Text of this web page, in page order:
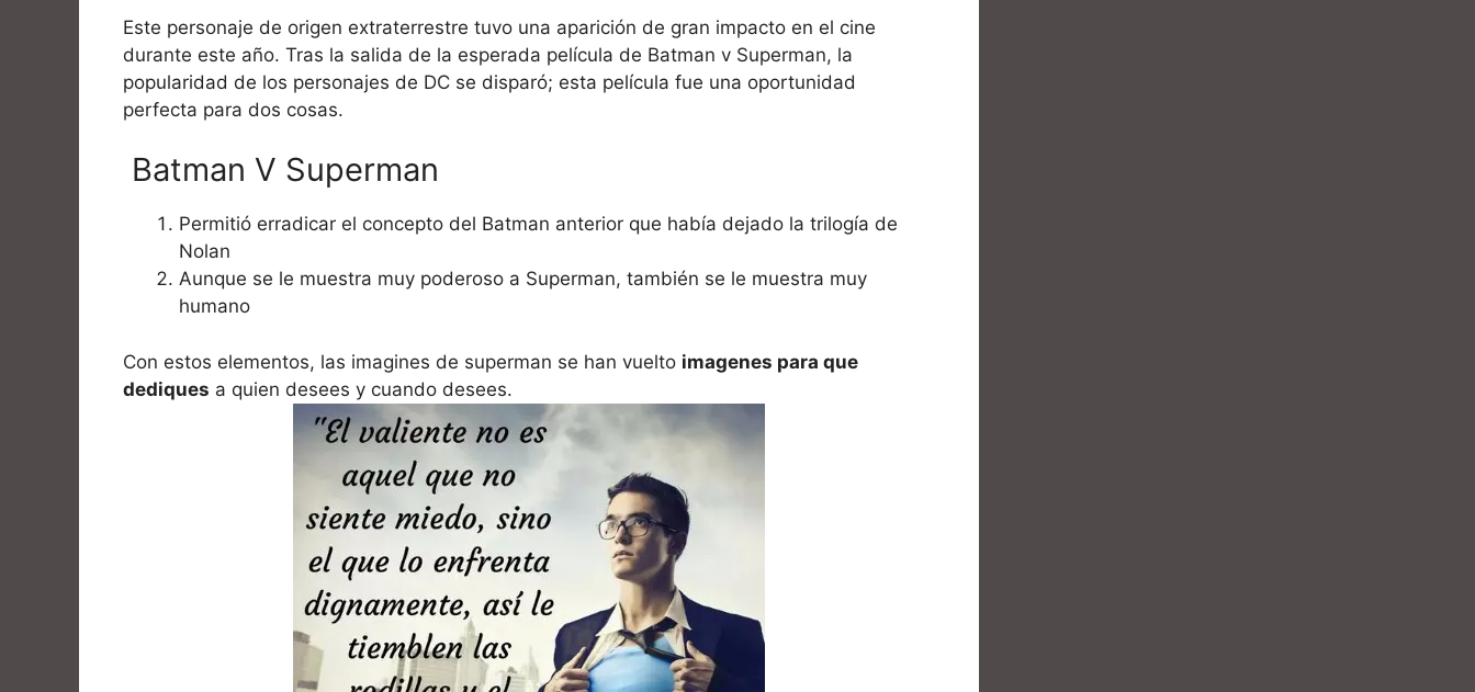
Este personaje de origen extraterrestre tuvo una aparición de gran impacto en el cine
durante este año. Tras la salida de la esperada película de Batman v Superman, la
popularidad de los personajes de DC se disparó; esta película fue una oportunidad
perfecta para dos cosas.
Batman V Superman
Permitió erradicar el concepto del Batman anterior que había dejado la trilogía de
Nolan
Aunque se le muestra muy poderoso a Superman, también se le muestra muy
humano
Con estos elementos, las imagines de superman se han vuelto imagenes para que
dediques a quien desees y cuando desees.